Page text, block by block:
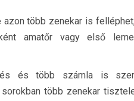
több zenekar is
amatőr vagy első
és több számla is
több zenekar